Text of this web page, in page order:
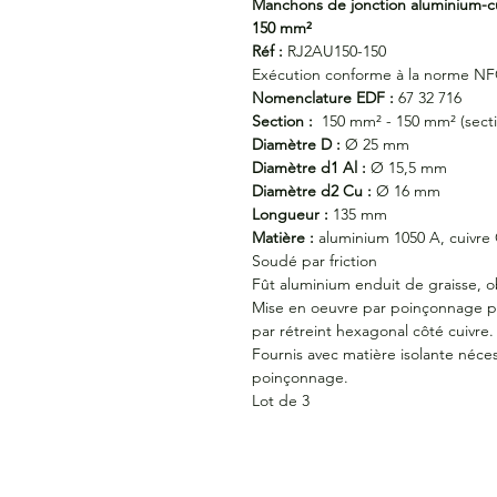
Manchons de jonction aluminium-
150 mm²
Réf : RJ2AU150-150
Exécution conforme à la norme
Nomenclature EDF : 67 32 716
Section : 150 mm² - 150 mm²
Diamètre D : Ø 25 mm
Diamètre d1 Al : Ø 15,5 mm
Diamètre d2 Cu : Ø 16 mm
Longueur : 135 mm
Matière : aluminium 1050 A, cuivre
Soudé par friction
Fût aluminium enduit de graisse,
Mise en oeuvre par poinçonnage
par rétreint hexagonal côté cuivre.
Fournis avec matière isolante
poinçonnage.
Lot de 3